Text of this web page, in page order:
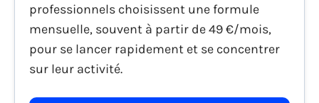
professionnels choisissent une formule
mensuelle, souvent à partir de 49 €/mois,
pour se lancer rapidement et se concentrer
sur leur activité.